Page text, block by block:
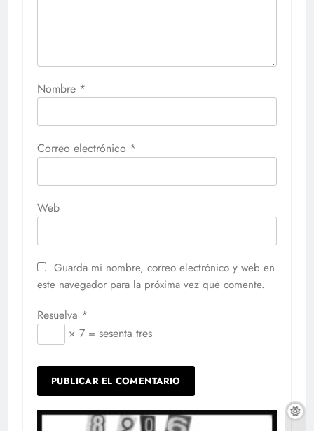
Nombre *
Correo electrónico *
Web
Guarda mi nombre, correo electrónico y web en
este navegador para la próxima vez que comente.
Resuelva *
× 7 = sesenta tres